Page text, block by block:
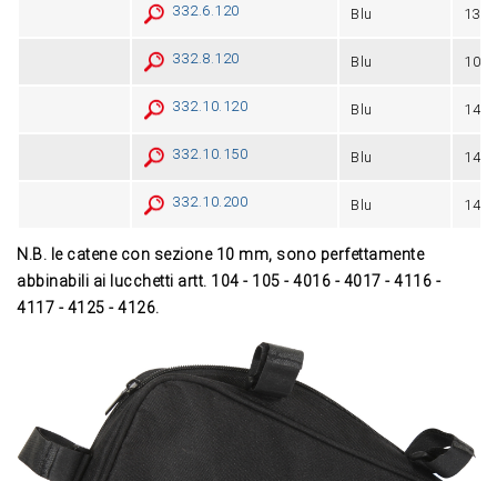
332.6.120 Blu 13
332.8.120 Blu 10
332.10.120 Blu 14,5
332.10.150 Blu 14,5
332.10.200 Blu 14,5
N.B. le catene con sezione 10 mm, sono perfettamente
abbinabili ai lucchetti artt. 104 - 105 - 4016 - 4017 - 4116 -
4117 - 4125 - 4126.